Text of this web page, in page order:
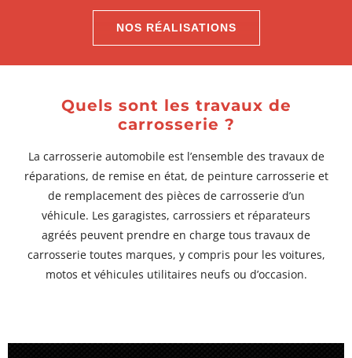
NOS RÉALISATIONS
Quels sont les travaux de
carrosserie ?
La carrosserie automobile est l’ensemble des travaux de
réparations, de remise en état, de peinture carrosserie et
de remplacement des pièces de carrosserie d’un
véhicule. Les garagistes, carrossiers et réparateurs
agréés peuvent prendre en charge tous travaux de
carrosserie toutes marques, y compris pour les voitures,
motos et véhicules utilitaires neufs ou d’occasion.